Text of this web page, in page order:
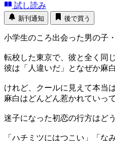
試し読み
新刊通知 後で買う
小学生のころ出会った男の子
転校した東京で、彼と全く同
彼は「人違いだ」となぜか麻
けれど、クールに見えて本当
麻白はどんどん惹かれていっ
迷子になった初恋の行方はど
「ハチミツにはつこい」「な